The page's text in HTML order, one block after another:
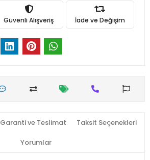
Güvenli Alışveriş İade ve Değişim
Garanti ve Teslimat Taksit Seçenekleri
Yorumlar